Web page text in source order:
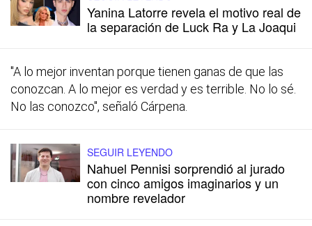
Yanina Latorre revela el motivo real de
la separación de Luck Ra y La Joaqui
"A lo mejor inventan porque tienen ganas de que las
conozcan. A lo mejor es verdad y es terrible. No lo sé.
No las conozco", señaló Cárpena.
SEGUIR LEYENDO
Nahuel Pennisi sorprendió al jurado
con cinco amigos imaginarios y un
nombre revelador